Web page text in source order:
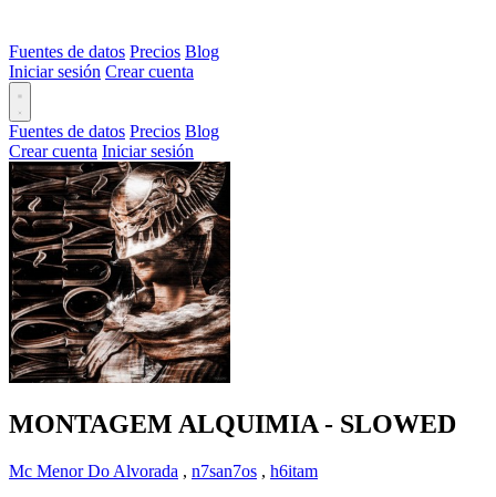
Fuentes de datos Precios Blog
Iniciar sesión Crear cuenta
Fuentes de datos Precios Blog
Crear cuenta Iniciar sesión
MONTAGEM ALQUIMIA - SLOWED
Mc Menor Do Alvorada , n7san7os , h6itam